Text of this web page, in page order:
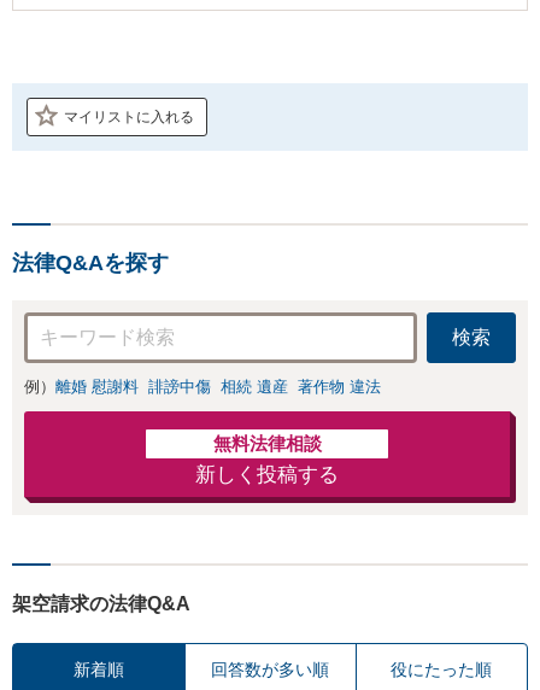
マイリストに入れる
法律Q&Aを探す
検索
例） 離婚 慰謝料 誹謗中傷 相続 遺産 著作物 違法
無料法律相談
新しく投稿する
架空請求の法律Q&A
新着順 回答数が多い順 役にたった順